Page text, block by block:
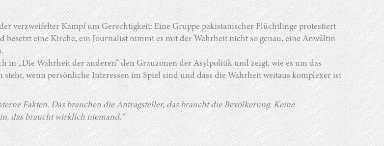
verzweifelter Kampf um Gerechtigkeit: Eine Gruppe pakistanischer Flüchtlinge protestiert
besetzt eine Kirche, ein Journalist nimmt es mit der Wahrheit nicht so genau, eine Anwältin
in „Die Wahrheit der anderen“ den Grauzonen der Asylpolitik und zeigt, wie es um das
steht, wenn persönliche Interessen im Spiel sind und dass die Wahrheit weitaus komplexer ist
Fakten. Das brauchen die Antragsteller, das braucht die Bevölkerung. Keine
das braucht wirklich niemand.“